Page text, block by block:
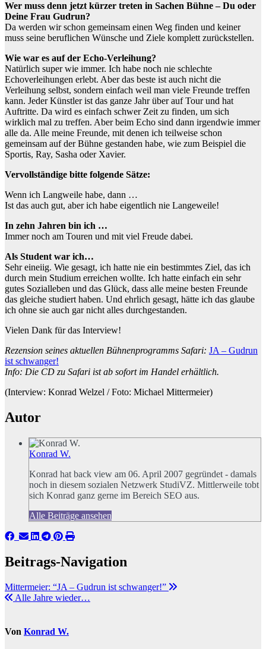
Wer muss denn jetzt kürzer treten in Sachen Bühne – Du oder
Deine Frau Gudrun?
Da werden wir schon gemeinsam einen Weg finden und keiner
muss seine beruflichen Wünsche und Ziele komplett zurückstellen.
Wie war es auf der Echo-Verleihung?
Natürlich super wie immer. Ich habe noch nie schlechte
Echoverleihungen erlebt. Aber das beste ist auch nicht die
Verleihung selbst, sondern einfach weil man viele Freunde treffen
kann. Jeder Künstler ist das ganze Jahr über auf Tour und hat
Auftritte. Da wird es einfach schwer Zeit zu finden, um sich
wirklich mal zu treffen. Aber beim Echo sind dann irgendwie immer
alle da. Alle meine Freunde, mit denen ich teilweise schon
gemeinsam auf der Bühne gestanden habe, wie zum Beispiel die
Sportis, Ray, Sasha oder Xavier.
Vervollständige bitte folgende Sätze:
Wenn ich Langweile habe, dann …
Ist das auch gut, aber ich habe eigentlich nie Langeweile!
In zehn Jahren bin ich …
Immer noch am Touren und mit viel Freude dabei.
Als Student war ich…
Sehr eineiig. Wie gesagt, ich hatte nie ein bestimmtes Ziel, das ich
durch mein Studium erreichen wollte. Ich hatte einfach ein sehr
gutes Sozialleben und das Glück, dass alle meine besten Freunde
das gleiche studiert haben. Und ehrlich gesagt, hätte ich das glaube
ich ohne sie auch gar nicht alles durchgestanden.
Vielen Dank für das Interview!
Rezension seines aktuellen Bühnenprogramms Safari: JA – Gudrun
ist schwanger!
Info: Die CD zu Safari ist ab sofort im Handel erhältlich.
(Interview: Konrad Welzel / Foto: Michael Mittermeier)
Autor
Konrad W.
Konrad hat back view am 06. April 2007 gegründet - damals
noch in diesem sozialen Netzwerk StudiVZ. Mittlerweile tobt
sich Konrad ganz gerne im Bereich SEO aus.
Alle Beiträge ansehen
Beitrags-Navigation
Mittermeier: “JA – Gudrun ist schwanger!”
Alle Jahre wieder…
Von Konrad W.